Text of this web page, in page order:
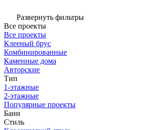
Развернуть фильтры
Все проекты
Все проекты
Клееный брус
Комбинированные
Каменные дома
Авторские
Тип
1-этажные
2-этажные
Популярные проекты
Бани
Стиль